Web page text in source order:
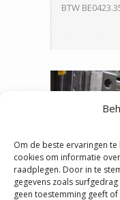
Om de beste ervaringen
cookies om informatie
raadplegen. Door in te
gegevens zoals
geen toestemming geeft
BTW